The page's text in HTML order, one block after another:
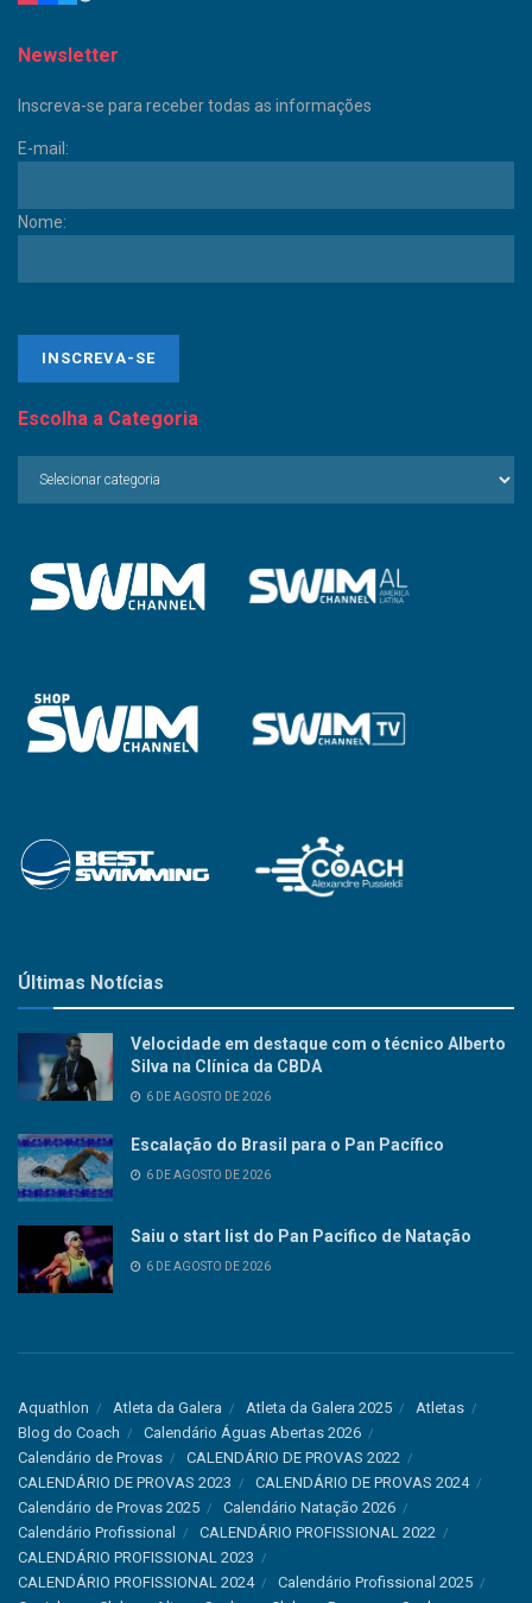
Newsletter
Inscreva-se para receber todas as informações
E-mail:
Nome:
Escolha a Categoria
Escolha
Últimas Notícias
Velocidade em destaque com o técnico Alberto
Silva na Clínica da CBDA
6 DE AGOSTO DE 2026
Escalação do Brasil para o Pan Pacífico
6 DE AGOSTO DE 2026
Saiu o start list do Pan Pacifico de Natação
6 DE AGOSTO DE 2026
Aquathlon Atleta da Galera Atleta da Galera 2025
Atletas
Blog do Coach
Calendário Águas Abertas 2026
Calendário de Provas
CALENDÁRIO DE PROVAS 2022
CALENDÁRIO DE PROVAS 2023
CALENDÁRIO DE PROVAS 2024
Calendário de Provas 2025
Calendário Natação 2026
Calendário Profissional
CALENDÁRIO PROFISSIONAL 2022
CALENDÁRIO PROFISSIONAL 2023
CALENDÁRIO PROFISSIONAL 2024
Calendário Profissional 2025